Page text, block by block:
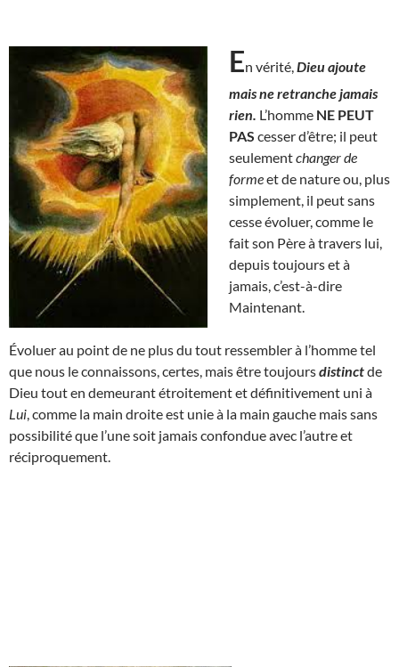
En vérité, Dieu ajoute
mais ne retranche jamais
rien. L’homme NE PEUT
PAS cesser d’être; il peut
seulementchanger de
formeet de nature ou, plus
simplement, il peut sans
cesse évoluer, comme le
fait son Père à travers lui,
depuis toujours et à
jamais, c’est-à-dire
Maintenant.
Évoluer au point de ne plus du tout ressembler à l’homme tel
que nous le connaissons, certes, mais être toujoursdistinctde
Dieu tout en demeurant étroitement et définitivement uni à
Lui , comme la main droite est unie à la main gauche mais sans
possibilité que l’une soit jamais confondue avec l’autre et
réciproquement.